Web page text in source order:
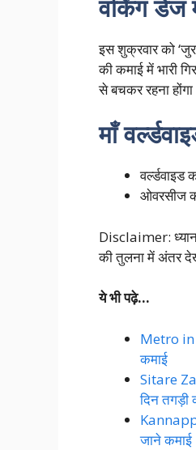
वर्किंग
इस शुक्रवार को
की कमाई में भारी
से बचकर रहना
माँ
ओवरसीज
Disclaimer: ध्यान
की तुलना में अंतर
ये भी पढ़े…
Metro in
कमाई
Sitare
दिन तगड़ी
जाने कमाई